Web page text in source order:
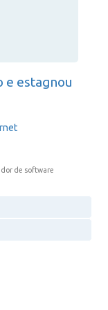
e estagnou
de software